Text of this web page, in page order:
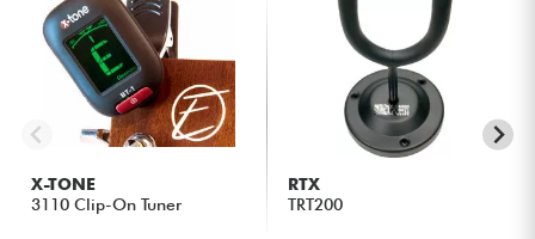
X-TONE
3110 Clip-On Tuner
RTX
TRT200